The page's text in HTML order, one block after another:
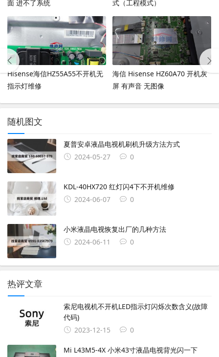
面 进不了系统 式（工程模式）
Hisense海信HZ55A55不开机无
指示灯维修
海信 Hisense HZ60A70 开机灰
屏 有声音 无图像
随机图文
夏普安卓液晶电视机刷机升级方法方式
2024-05-27
0
KDL-40HX720 红灯闪4下不开机维修
2024-06-07
0
小米液晶电视恢复出厂的几种方法
2024-06-11
0
热评文章
索尼电视机不开机LED指示灯闪烁次数含义(故障
代码)
2023-12-15
0
Mi L43M5-4X 小米43寸液晶电视背光闪一下